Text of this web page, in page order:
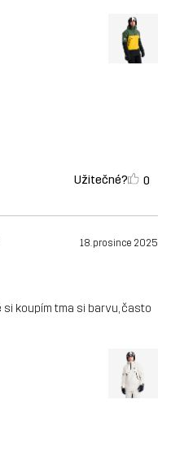
Užitečné? 0
18. prosince 2025
koupím tma si barvu, často